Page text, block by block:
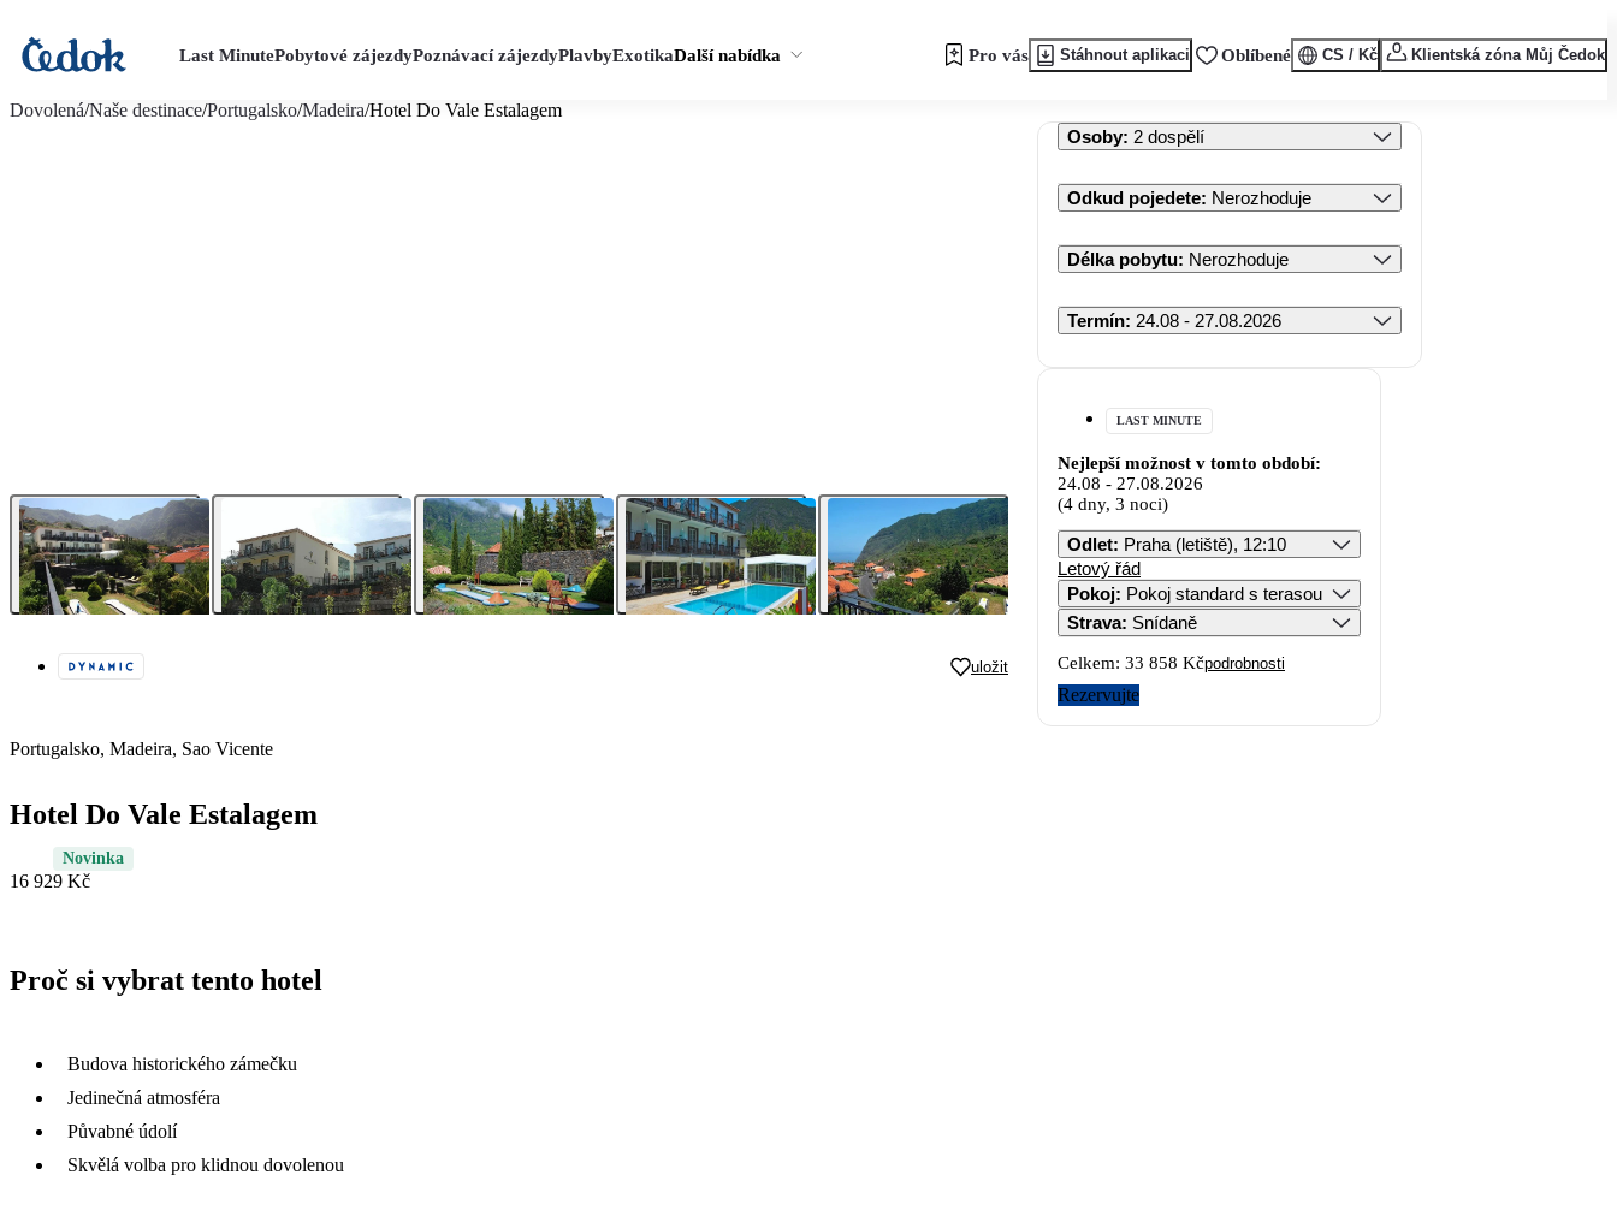
Last MinutePobytové zájezdyPoznávací zájezdyPlavbyExotikaDalší nabídka Pro vás Stáhnout aplikaci Oblíbené CS / Kč Klientská zóna Můj Čedok
Dovolená/Naše destinace/Portugalsko/Madeira/Hotel Do Vale Estalagem
uložit
Portugalsko, Madeira, Sao Vicente
Hotel Do Vale Estalagem
Novinka
16 929 Kč
Proč si vybrat tento hotel
Budova historického zámečku
Jedinečná atmosféra
Půvabné údolí
Skvělá volba pro klidnou dovolenou
Osoby: 2 dospělí
Odkud pojedete: Nerozhoduje
Délka pobytu: Nerozhoduje
Termín: 24.08 - 27.08.2026
LAST MINUTE
Nejlepší možnost v tomto období:
24.08 - 27.08.2026
(4 dny, 3 noci)
Odlet: Praha (letiště), 12:10
Letový řád
Pokoj:
Pokoj standard s terasou
Strava: Snídaně
Celkem: 33 858 Kčpodrobnosti
Rezervujte